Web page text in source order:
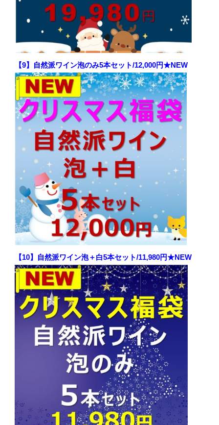
【9】自然派ワイン泡のみ5本セット/12,000円★NEW
【10】自然派ワイン泡＋白5本セット/11,980円★NEW